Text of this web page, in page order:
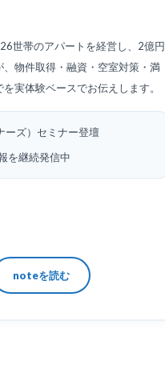
世帯のアパートを経営し、2億円
物件取得・融資・空室対策・満
実体験ベースでお伝えします。
ーズ）セミナー登壇
を継続発信中
noteを読む